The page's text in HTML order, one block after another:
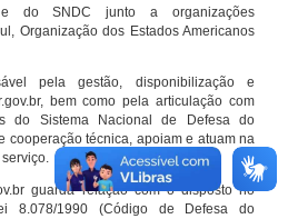
e do SNDC junto a organizações
Organização dos Estados Americanos
pela gestão, disponibilização e
bem como pela articulação com
do Sistema Nacional de Defesa do
cooperação técnica, apoiam e atuam na
guarda relação com o disposto no
8.078/1990 (Código de Defesa do